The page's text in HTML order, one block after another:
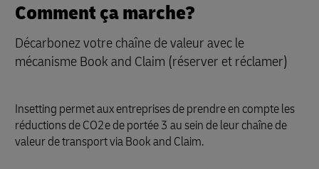
Comment ça marche?
Décarbonez votre chaîne de valeur avec le
mécanisme Book and Claim (réserver et réclamer)
Insetting permet aux entreprises de prendre en compte les
réductions de CO2e de portée 3 au sein de leur chaîne de
valeur de transport via Book and Claim.